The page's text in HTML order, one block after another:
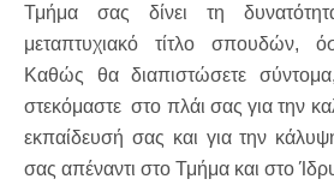
Τμήμα σας δίνει τη
μεταπτυχιακό τίτλο σπουδών,
Καθώς θα διαπιστώσετε
στεκόμαστε στο πλάι σας για την
εκπαίδευσή σας και για την
σας απέναντι στο Τμήμα και στο